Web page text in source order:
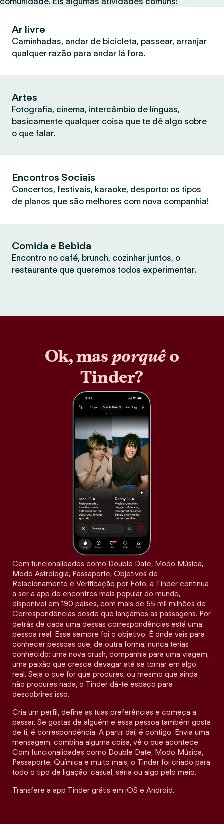
Ar livre
Caminhadas, andar de bicicleta, passear, arranjar
qualquer razão para andar lá fora.
Artes
Fotografia, cinema, intercâmbio de línguas,
basicamente qualquer coisa que te dê algo sobre
o que falar.
Encontros Sociais
Concertos, festivais, karaoke, desporto: os tipos
de planos que são melhores com nova companhia!
Comida e Bebida
Encontro no café, brunch, cozinhar juntos, o
restaurante que queremos todos experimentar.
Ok, masporquêo
Tinder?
Com funcionalidades como Double Date, Modo Música,
Modo Astrologia, Passaporte, Objetivos de
Relacionamento e Verificação por Foto, a Tinder continua
a ser a app de encontros mais popular do mundo,
disponível em 190 países, com mais de 55 mil milhões de
Correspondências desde que lançámos as passagens. Por
detrás de cada uma dessas correspondências está uma
pessoa real. Esse sempre foi o objetivo. É onde vais para
conhecer pessoas que, de outra forma, nunca terias
conhecido: uma nova crush, companhia para uma viagem,
uma paixão que cresce devagar até se tornar em algo
real. Seja o que for que procures, ou mesmo que ainda
não procures nada, o Tinder dá-te espaço para
descobrires isso.
Cria um perfil, define as tuas preferências e começa a
passar. Se gostas de alguém e essa pessoa também gosta
de ti, é correspondência. A partir daí, é contigo. Envia uma
mensagem, combina alguma coisa, vê o que acontece.
Com funcionalidades como Double Date, Modo Música,
Passaporte, Química e muito mais, o Tinder foi criado para
todo o tipo de ligação: casual, séria ou algo pelo meio.
Transfere a app Tinder grátis em iOS e Android.